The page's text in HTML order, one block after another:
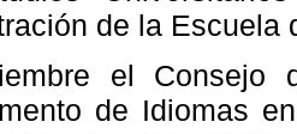
de la Escuela
el Consejo
de Idiomas